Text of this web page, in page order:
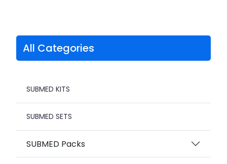
All Categories
SUBMED KITS
SUBMED SETS
SUBMED Packs